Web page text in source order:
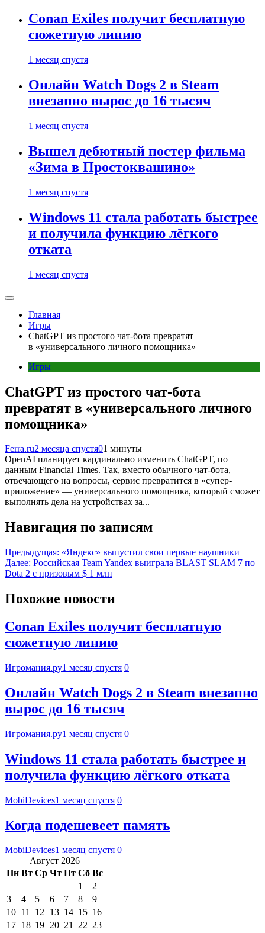
Conan Exiles получит бесплатную
сюжетную линию
1 месяц спустя
Онлайн Watch Dogs 2 в Steam
внезапно вырос до 16 тысяч
1 месяц спустя
Вышел дебютный постер фильма
«Зима в Простоквашино»
1 месяц спустя
Windows 11 стала работать быстрее
и получила функцию лёгкого
отката
1 месяц спустя
Главная
Игры
ChatGPT из простого чат-бота превратят
в «универсального личного помощника»
Игры
ChatGPT из простого чат-бота
превратят в «универсального личного
помощника»
Ferra.ru2 месяца спустя01 минуты
OpenAI планирует кардинально изменить ChatGPT, по
данным Financial Times. Так, вместо обычного чат-бота,
отвечающего на вопросы, сервис превратится в «супер-
приложение» — универсального помощника, который сможет
выполнять дела на устройствах за...
Навигация по записям
Предыдущая: «Яндекс» выпустил свои первые наушники
Далее: Российская Team Yandex выиграла BLAST SLAM 7 по
Dota 2 с призовым $ 1 млн
Похожие новости
Conan Exiles получит бесплатную
сюжетную линию
Игромания.ру1 месяц спустя 0
Онлайн Watch Dogs 2 в Steam внезапно
вырос до 16 тысяч
Игромания.ру1 месяц спустя 0
Windows 11 стала работать быстрее и
получила функцию лёгкого отката
MobiDevices1 месяц спустя 0
Когда подешевеет память
MobiDevices1 месяц спустя 0
Август 2026
Пн Вт Ср Чт Пт Сб Вс
1
2
3
4 5 6 7 8
9
10 11 12 13 14 15 16
17 18 19 20 21 22 23